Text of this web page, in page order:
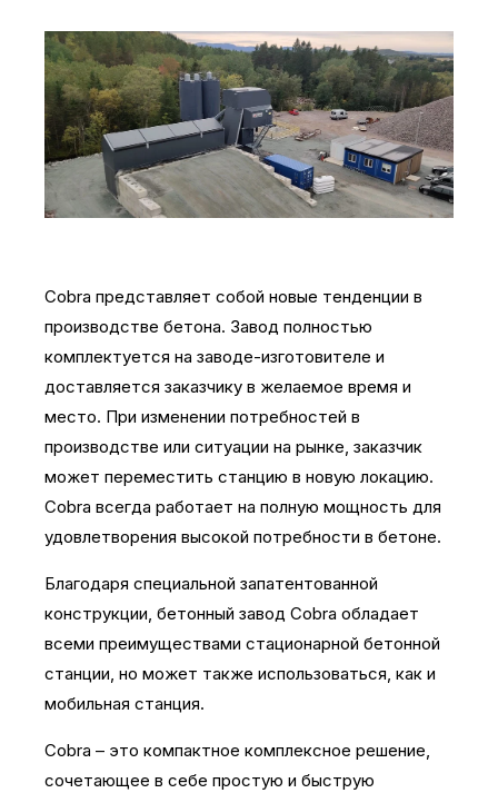
Cobra представляет собой новые тенденции в
производстве бетона. Завод полностью
комплектуется на заводе-изготовителе и
доставляется заказчику в желаемое время и
место. При изменении потребностей в
производстве или ситуации на рынке, заказчик
может переместить станцию в новую локацию.
Cobra всегда работает на полную мощность для
удовлетворения высокой потребности в бетоне.
Благодаря специальной запатентованной
конструкции, бетонный завод Cobra обладает
всеми преимуществами стационарной бетонной
станции, но может также использоваться, как и
мобильная станция.
Cobra – это компактное комплексное решение,
сочетающее в себе простую и быструю